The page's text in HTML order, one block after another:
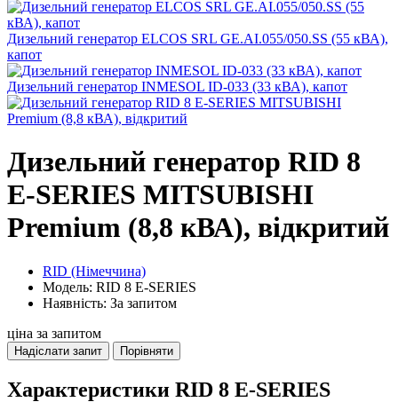
Дизельний генератор ELCOS SRL GE.AI.055/050.SS (55 кВА),
капот
Дизельний генератор INMESOL ID-033 (33 кВА), капот
Дизельний генератор RID 8
E-SERIES MITSUBISHI
Premium (8,8 кВА), відкритий
RID (Німеччина)
Модель: RID 8 E-SERIES
Наявність: За запитом
ціна за запитом
Надіслати запит Порівняти
Характеристики RID 8 E-SERIES